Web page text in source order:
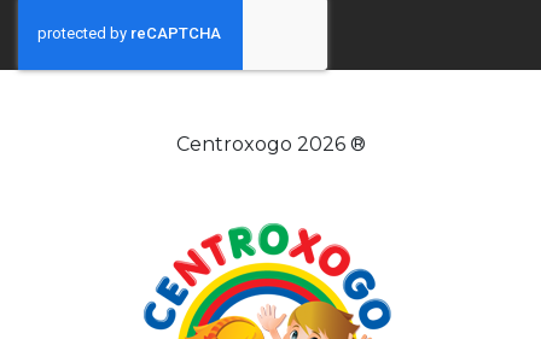
Centroxogo 2026 ®